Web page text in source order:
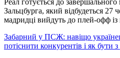
Реал готується до
Зальцбурга, який відбудеться 27
мадридці вийдуть до плей-офф із
Забарний у ПСЖ: навіщо
потіснити конкурентів і як